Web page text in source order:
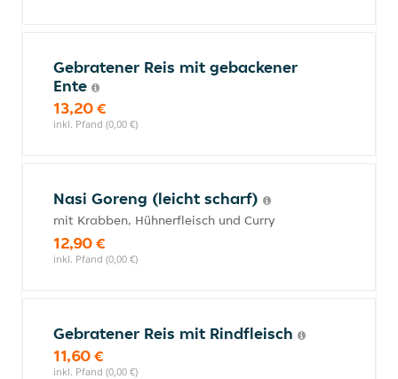
Gebratener Reis mit gebackener
Ente
13,20 €
inkl. Pfand (0,00 €)
Nasi Goreng (leicht scharf)
mit Krabben, Hühnerfleisch und Curry
12,90 €
inkl. Pfand (0,00 €)
Gebratener Reis mit Rindfleisch
11,60 €
inkl. Pfand (0,00 €)